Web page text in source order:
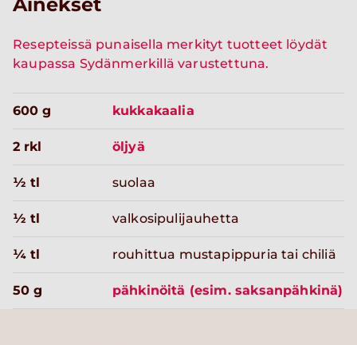
Ainekset
Resepteissä punaisella merkityt tuotteet löydät
kaupassa Sydänmerkillä varustettuna.
600 g kukkakaalia
2 rkl öljyä
½ tl suolaa
½ tl valkosipulijauhetta
¼ tl rouhittua mustapippuria tai chiliä
50 g pähkinöitä (esim. saksanpähkinä)